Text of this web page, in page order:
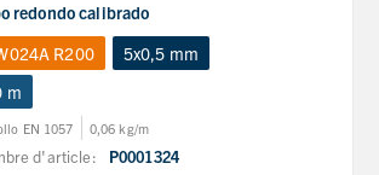
redondo calibrado
R200
5x0,5 mm
m
EN 1057 0,06 kg/m
d'article: P0001324